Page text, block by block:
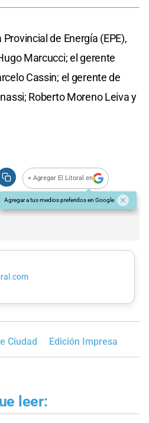
de Energía (EPE),
Marcucci; el gerente
Cassin; el gerente de
Roberto Moreno Leiva y
+ Agregar El Litoral en
Agregar a tus medios preferidos en Google
Ciudad Edición Impresa
leer: